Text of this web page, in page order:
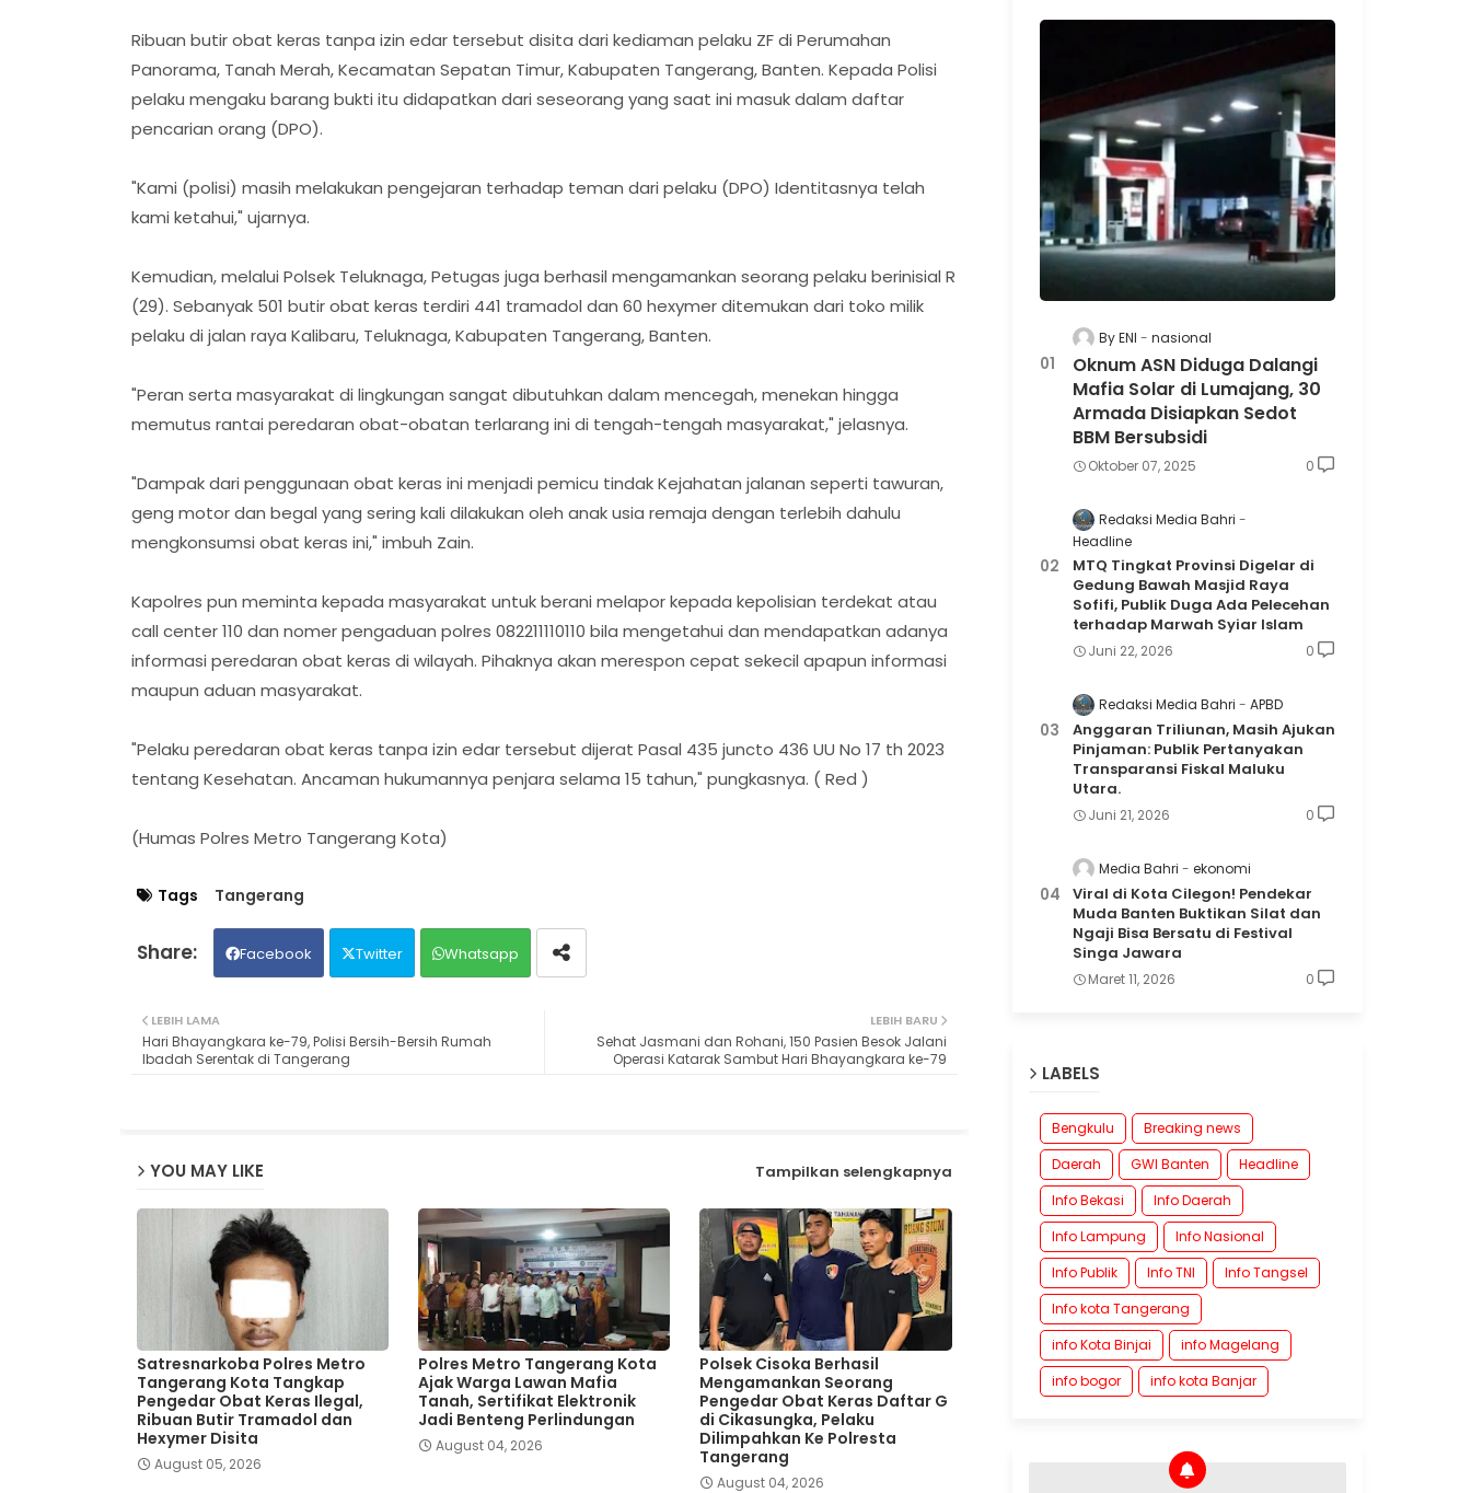
Ribuan butir obat keras tanpa izin edar tersebut disita dari kediaman pelaku ZF di Perumahan
Panorama, Tanah Merah, Kecamatan Sepatan Timur, Kabupaten Tangerang, Banten. Kepada Polisi
pelaku mengaku barang bukti itu didapatkan dari seseorang yang saat ini masuk dalam daftar
pencarian orang (DPO).
"Kami (polisi) masih melakukan pengejaran terhadap teman dari pelaku (DPO) Identitasnya telah
kami ketahui," ujarnya.
Kemudian, melalui Polsek Teluknaga, Petugas juga berhasil mengamankan seorang pelaku berinisial R
(29). Sebanyak 501 butir obat keras terdiri 441 tramadol dan 60 hexymer ditemukan dari toko milik
pelaku di jalan raya Kalibaru, Teluknaga, Kabupaten Tangerang, Banten.
"Peran serta masyarakat di lingkungan sangat dibutuhkan dalam mencegah, menekan hingga
memutus rantai peredaran obat-obatan terlarang ini di tengah-tengah masyarakat," jelasnya.
"Dampak dari penggunaan obat keras ini menjadi pemicu tindak Kejahatan jalanan seperti tawuran,
geng motor dan begal yang sering kali dilakukan oleh anak usia remaja dengan terlebih dahulu
mengkonsumsi obat keras ini," imbuh Zain.
Kapolres pun meminta kepada masyarakat untuk berani melapor kepada kepolisian terdekat atau
call center 110 dan nomer pengaduan polres 082211110110 bila mengetahui dan mendapatkan adanya
informasi peredaran obat keras di wilayah. Pihaknya akan merespon cepat sekecil apapun informasi
maupun aduan masyarakat.
"Pelaku peredaran obat keras tanpa izin edar tersebut dijerat Pasal 435 juncto 436 UU No 17 th 2023
tentang Kesehatan. Ancaman hukumannya penjara selama 15 tahun," pungkasnya. ( Red )
(Humas Polres Metro Tangerang Kota)
Tags Tangerang
Facebook Twitter Whatsapp
LEBIH BARU
Sehat Jasmani dan Rohani, 150 Pasien Besok Jalani
Operasi Katarak Sambut Hari Bhayangkara ke-79
LEBIH LAMA
Hari Bhayangkara ke-79, Polisi Bersih-Bersih Rumah
Ibadah Serentak di Tangerang
YOU MAY LIKE Tampilkan selengkapnya
Satresnarkoba Polres Metro
Tangerang Kota Tangkap
Pengedar Obat Keras Ilegal,
Ribuan Butir Tramadol dan
Hexymer Disita
August 05, 2026
Polres Metro Tangerang Kota
Ajak Warga Lawan Mafia
Tanah, Sertifikat Elektronik
Jadi Benteng Perlindungan
August 04, 2026
Polsek Cisoka Berhasil
Mengamankan Seorang
Pengedar Obat Keras Daftar G
di Cikasungka, Pelaku
Dilimpahkan Ke Polresta
Tangerang
August 04, 2026
By ENI nasional
Oknum ASN Diduga Dalangi
Mafia Solar di Lumajang, 30
Armada Disiapkan Sedot
BBM Bersubsidi
Oktober 07, 2025 0
Redaksi Media Bahri
Headline
MTQ Tingkat Provinsi Digelar di
Gedung Bawah Masjid Raya
Sofifi, Publik Duga Ada Pelecehan
terhadap Marwah Syiar Islam
Juni 22, 2026 0
Redaksi Media Bahri APBD
Anggaran Triliunan, Masih Ajukan
Pinjaman: Publik Pertanyakan
Transparansi Fiskal Maluku
Utara.
Juni 21, 2026 0
Media Bahri ekonomi
Viral di Kota Cilegon! Pendekar
Muda Banten Buktikan Silat dan
Ngaji Bisa Bersatu di Festival
Singa Jawara
Maret 11, 2026 0
LABELS
Bengkulu
Breaking news
Daerah
GWI Banten
Headline
Info Bekasi
Info Daerah
Info Lampung
Info Nasional
Info Publik
Info TNI
Info Tangsel
Info kota Tangerang
info Kota Binjai
info Magelang
info bogor
info kota Banjar